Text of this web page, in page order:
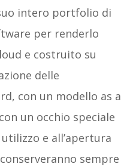
intero portfolio di
per renderlo
e costruito su
delle
con un modello as a
un occhio speciale
e all’apertura
sempre